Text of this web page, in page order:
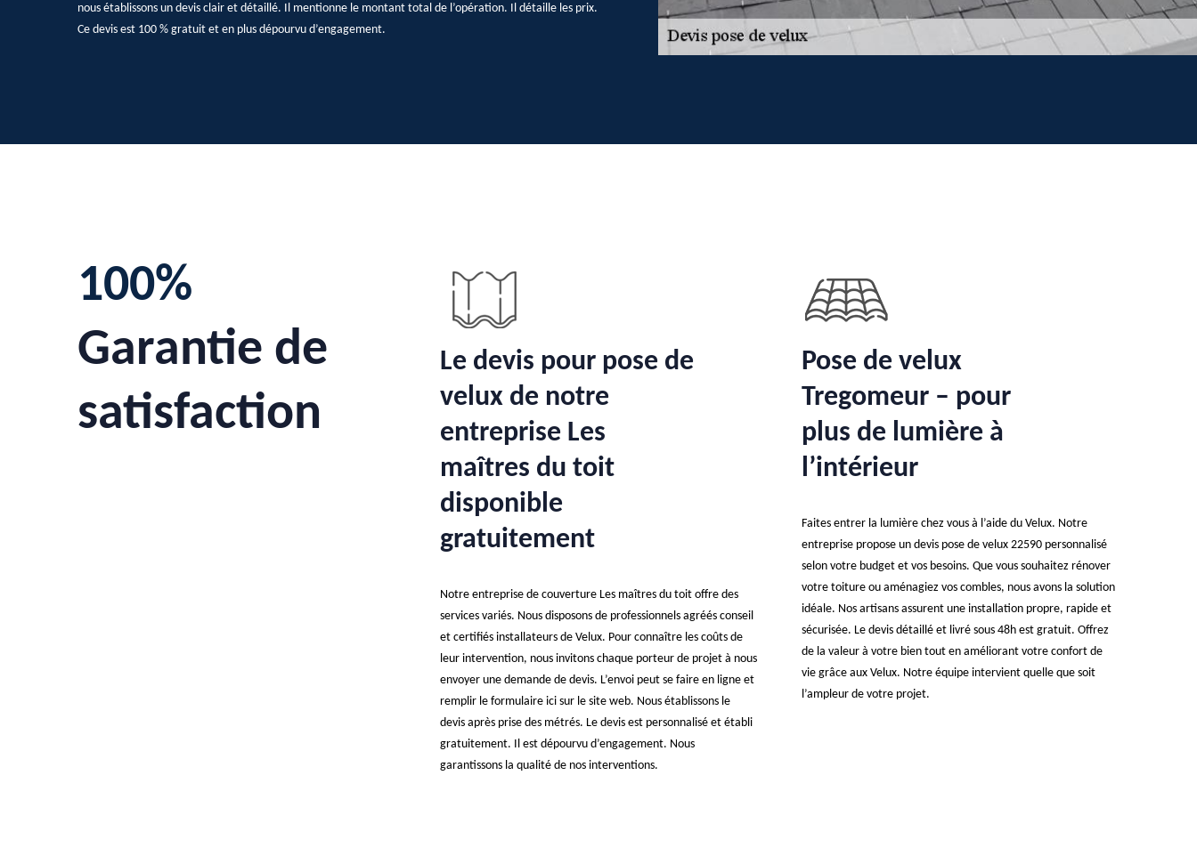
nous établissons un devis clair et détaillé. Il mentionne le montant total de l’opération. Il détaille les prix.
Ce devis est 100 % gratuit et en plus dépourvu d’engagement.
100%
Garantie de
satisfaction
Le devis pour pose de
velux de notre
entreprise Les
maîtres du toit
disponible
gratuitement
Notre entreprise de couverture Les maîtres du toit offre des
services variés. Nous disposons de professionnels agréés conseil
et certifiés installateurs de Velux. Pour connaître les coûts de
leur intervention, nous invitons chaque porteur de projet à nous
envoyer une demande de devis. L’envoi peut se faire en ligne et
remplir le formulaire ici sur le site web. Nous établissons le
devis après prise des métrés. Le devis est personnalisé et établi
gratuitement. Il est dépourvu d’engagement. Nous
garantissons la qualité de nos interventions.
Pose de velux
Tregomeur – pour
plus de lumière à
l’intérieur
Faites entrer la lumière chez vous à l’aide du Velux. Notre
entreprise propose un devis pose de velux 22590 personnalisé
selon votre budget et vos besoins. Que vous souhaitez rénover
votre toiture ou aménagiez vos combles, nous avons la solution
idéale. Nos artisans assurent une installation propre, rapide et
sécurisée. Le devis détaillé et livré sous 48h est gratuit. Offrez
de la valeur à votre bien tout en améliorant votre confort de
vie grâce aux Velux. Notre équipe intervient quelle que soit
l’ampleur de votre projet.